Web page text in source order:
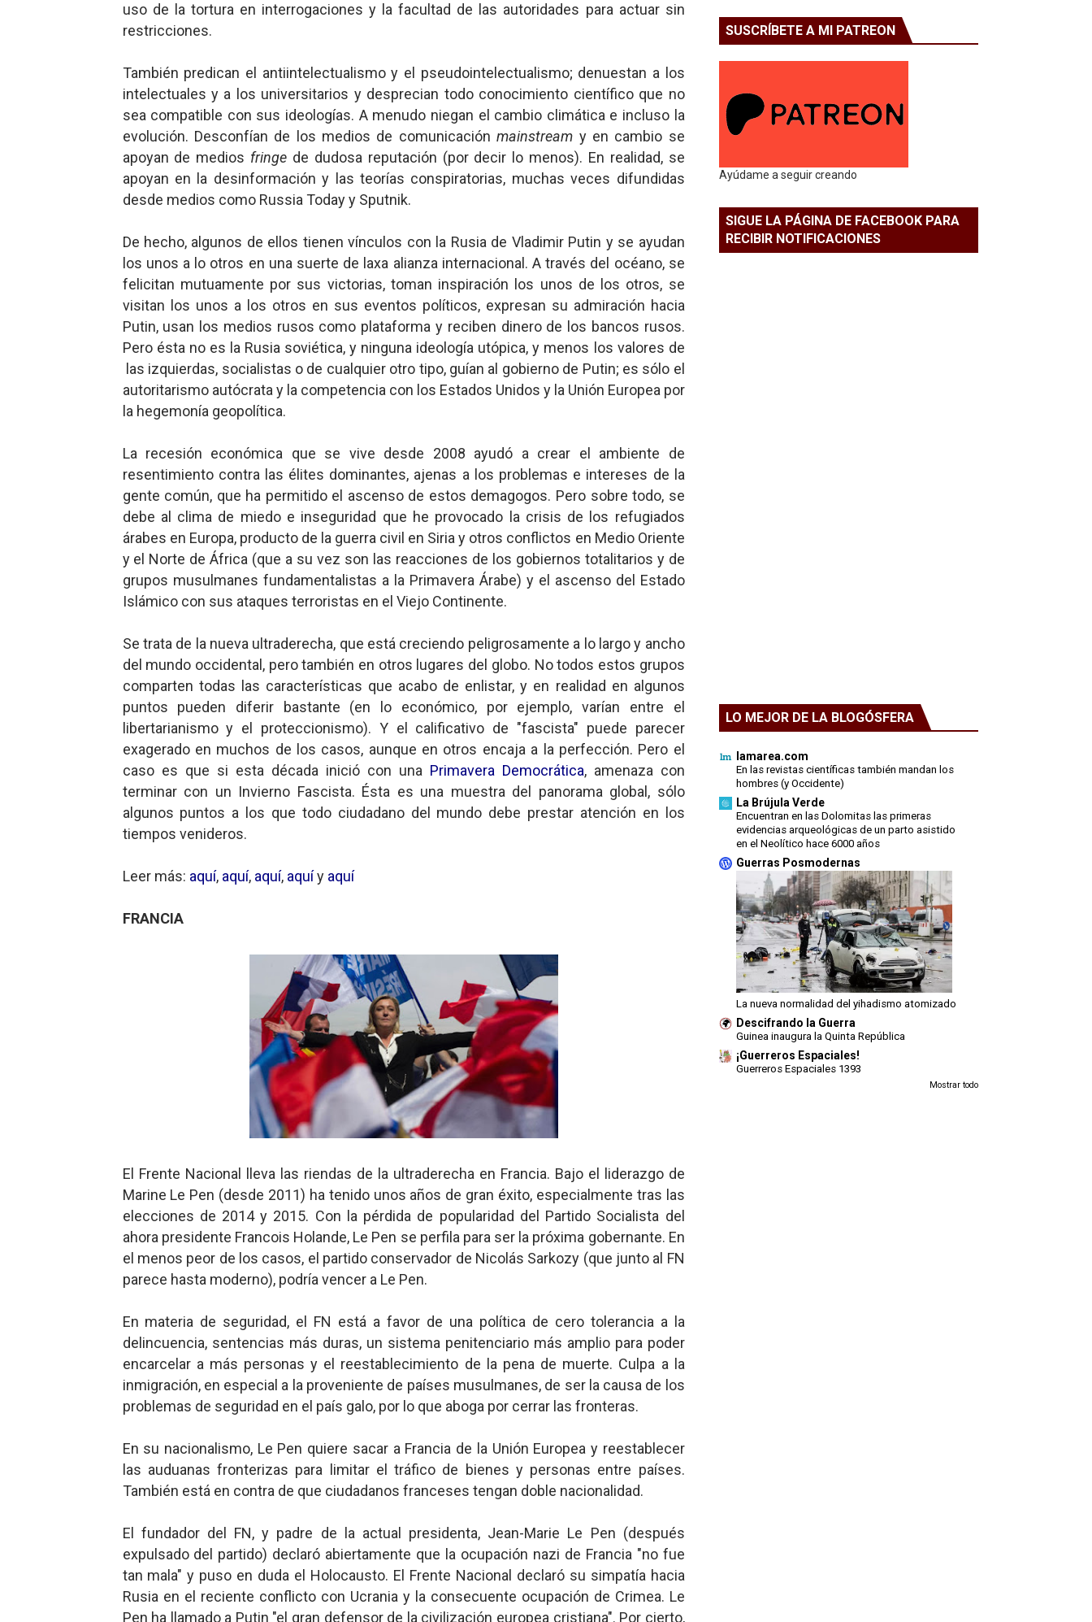
uso de la tortura en interrogaciones y la facultad de las autoridades para actuar sin
restricciones.
También predican el antiintelectualismo y el pseudointelectualismo; denuestan a los
intelectuales y a los universitarios y desprecian todo conocimiento científico que no
sea compatible con sus ideologías. A menudo niegan el cambio climática e incluso la
evolución. Desconfían de los medios de comunicaciónmainstream y en cambio se
apoyan de medios fringe de dudosa reputación (por decir lo menos). En realidad, se
apoyan en la desinformación y las teorías conspiratorias, muchas veces difundidas
desde medios como Russia Today y Sputnik.
De hecho, algunos de ellos tienen vínculos con la Rusia de Vladimir Putin y se ayudan
los unos a lo otros en una suerte de laxa alianza internacional. A través del océano, se
felicitan mutuamente por sus victorias, toman inspiración los unos de los otros, se
visitan los unos a los otros en sus eventos políticos, expresan su admiración hacia
Putin, usan los medios rusos como plataforma y reciben dinero de los bancos rusos.
Pero ésta no es la Rusia soviética, y ninguna ideología utópica, y menos los valores de
las izquierdas, socialistas o de cualquier otro tipo, guían al gobierno de Putin; es sólo el
autoritarismo autócrata y la competencia con los Estados Unidos y la Unión Europea por
la hegemonía geopolítica.
La recesión económica que se vive desde 2008 ayudó a crear el ambiente de
resentimiento contra las élites dominantes, ajenas a los problemas e intereses de la
gente común, que ha permitido el ascenso de estos demagogos. Pero sobre todo, se
debe al clima de miedo e inseguridad que he provocado la crisis de los refugiados
árabes en Europa, producto de la guerra civil en Siria y otros conflictos en Medio Oriente
y el Norte de África (que a su vez son las reacciones de los gobiernos totalitarios y de
grupos musulmanes fundamentalistas a la Primavera Árabe) y el ascenso del Estado
Islámico con sus ataques terroristas en el Viejo Continente.
Se trata de la nueva ultraderecha, que está creciendo peligrosamente a lo largo y ancho
del mundo occidental, pero también en otros lugares del globo. No todos estos grupos
comparten todas las características que acabo de enlistar, y en realidad en algunos
puntos pueden diferir bastante (en lo económico, por ejemplo, varían entre el
libertarianismo y el proteccionismo). Y el calificativo de "fascista" puede parecer
exagerado en muchos de los casos, aunque en otros encaja a la perfección. Pero el
caso es que si esta década inició con una Primavera Democrática, amenaza con
terminar con un Invierno Fascista. Ésta es una muestra del panorama global, sólo
algunos puntos a los que todo ciudadano del mundo debe prestar atención en los
tiempos venideros.
Leer más: aquí, aquí, aquí, aquíy aquí
FRANCIA
El Frente Nacional lleva las riendas de la ultraderecha en Francia. Bajo el liderazgo de
Marine Le Pen (desde 2011) ha tenido unos años de gran éxito, especialmente tras las
elecciones de 2014 y 2015. Con la pérdida de popularidad del Partido Socialista del
ahora presidente Francois Holande, Le Pen se perfila para ser la próxima gobernante. En
el menos peor de los casos, el partido conservador de Nicolás Sarkozy (que junto al FN
parece hasta moderno), podría vencer a Le Pen.
En materia de seguridad, el FN está a favor de una política de cero tolerancia a la
delincuencia, sentencias más duras, un sistema penitenciario más amplio para poder
encarcelar a más personas y el reestablecimiento de la pena de muerte. Culpa a la
inmigración, en especial a la proveniente de países musulmanes, de ser la causa de los
problemas de seguridad en el país galo, por lo que aboga por cerrar las fronteras.
En su nacionalismo, Le Pen quiere sacar a Francia de la Unión Europea y reestablecer
las auduanas fronterizas para limitar el tráfico de bienes y personas entre países.
También está en contra de que ciudadanos franceses tengan doble nacionalidad.
El fundador del FN, y padre de la actual presidenta, Jean-Marie Le Pen (después
expulsado del partido) declaró abiertamente que la ocupación nazi de Francia "no fue
tan mala" y puso en duda el Holocausto. El Frente Nacional declaró su simpatía hacia
Rusia en el reciente conflicto con Ucrania y la consecuente ocupación de Crimea. Le
Pen ha llamado a Putin "el gran defensor de la civilización europea cristiana". Por cierto,
SUSCRÍBETE A MI PATREON
Ayúdame a seguir creando
SIGUE LA PÁGINA DE FACEBOOK PARA
RECIBIR NOTIFICACIONES
LO MEJOR DE LA BLOGÓSFERA
lamarea.com
En las revistas científicas también mandan los
hombres (y Occidente)
La Brújula Verde
Encuentran en las Dolomitas las primeras
evidencias arqueológicas de un parto asistido
en el Neolítico hace 6000 años
Guerras Posmodernas
La nueva normalidad del yihadismo atomizado
Descifrando la Guerra
Guinea inaugura la Quinta República
¡Guerreros Espaciales!
Guerreros Espaciales 1393
Mostrar todo